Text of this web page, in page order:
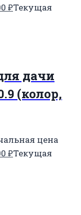
₽Текущая
дачи
(колор,
цена
₽Текущая